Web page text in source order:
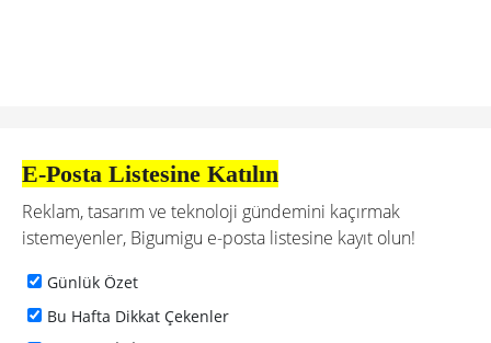
E-Posta Listesine Katılın
Reklam, tasarım ve teknoloji gündemini kaçırmak
istemeyenler, Bigumigu e-posta listesine kayıt olun!
Günlük Özet
Bu Hafta Dikkat Çekenler